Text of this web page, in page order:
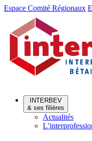
Aller
Aller
contenu
Espace Comité Régionaux
INTERBEV
& ses filières
Actualités